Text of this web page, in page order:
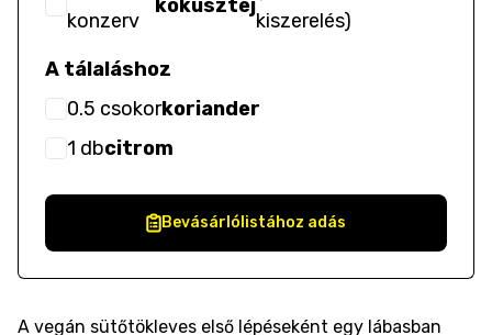
konzerv
kókusztej
kiszerelés)
A tálaláshoz
0.5 csokorkoriander
1 dbcitrom
Bevásárlólistához adás
A vegán sütőtökleves első lépéseként egy lábasban